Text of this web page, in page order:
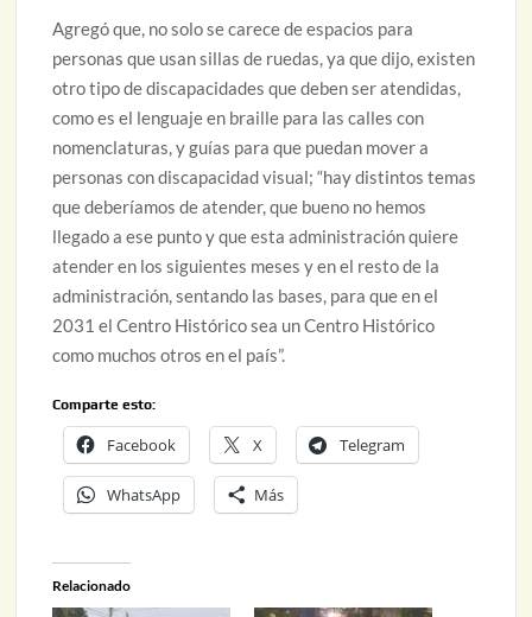
Agregó que, no solo se carece de espacios para
personas que usan sillas de ruedas, ya que dijo, existen
otro tipo de discapacidades que deben ser atendidas,
como es el lenguaje en braille para las calles con
nomenclaturas, y guías para que puedan mover a
personas con discapacidad visual; “hay distintos temas
que deberíamos de atender, que bueno no hemos
llegado a ese punto y que esta administración quiere
atender en los siguientes meses y en el resto de la
administración, sentando las bases, para que en el
2031 el Centro Histórico sea un Centro Histórico
como muchos otros en el país”.
Comparte esto:
Facebook X Telegram
WhatsApp Más
Relacionado